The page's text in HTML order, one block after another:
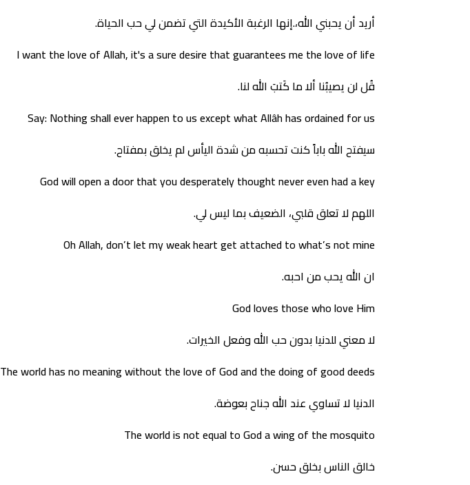
أريد أن يحبني الله،.إنها الرغبة الأكيدة التي تضمن لي حب الحياة.
I want the love of Allah, it's a sure desire that guarantees me the love of life
قُل لن يصيبُنا ألا ما كَتبَ الله لنا.
Say: Nothing shall ever happen to us except what Allâh has ordained for us
سيفتح الله باباً كنت تحسبه من شدة اليأس لم يخلق بمفتاح.
God will open a door that you desperately thought never even had a key
اللهم لا تعلق قلبي، الضعيف بما ليس لي.
Oh Allah, don’t let my weak heart get attached to what’s not mine
ان الله يحب من احبه.
God loves those who love Him
لا معني للدنيا بدون حب الله وفعل الخيرات.
The world has no meaning without the love of God and the doing of good deeds
الدنيا لا تساوي عند الله جناح بعوضة.
The world is not equal to God a wing of the mosquito
خالق الناس بخلق حسن.